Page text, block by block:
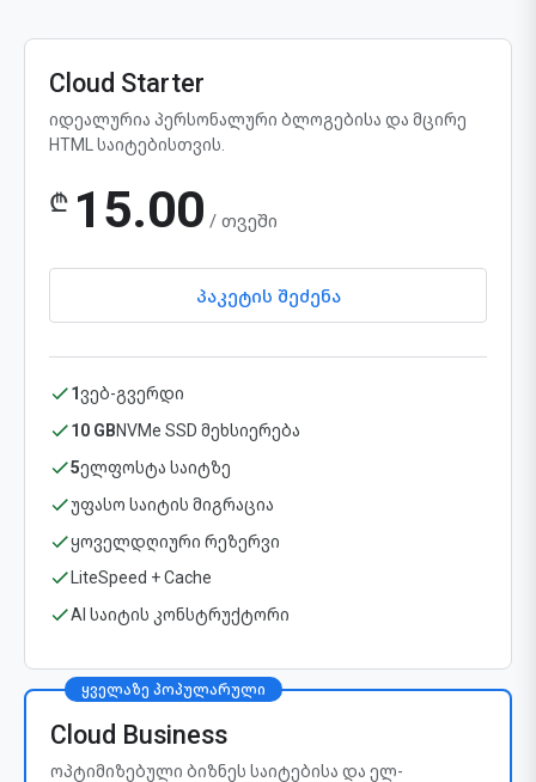
Cloud Starter
იდეალურია პერსონალური ბლოგებისა და მცირე
HTML საიტებისთვის.
₾ 15.00 / თვეში
პაკეტის შეძენა
1ვებ-გვერდი
10 GBNVMe SSD მეხსიერება
5ელფოსტა საიტზე
უფასო საიტის მიგრაცია
ყოველდღიური რეზერვი
LiteSpeed + Cache
AI საიტის კონსტრუქტორი
ყველაზე პოპულარული
Cloud Business
ოპტიმიზებული ბიზნეს საიტებისა და ელ-